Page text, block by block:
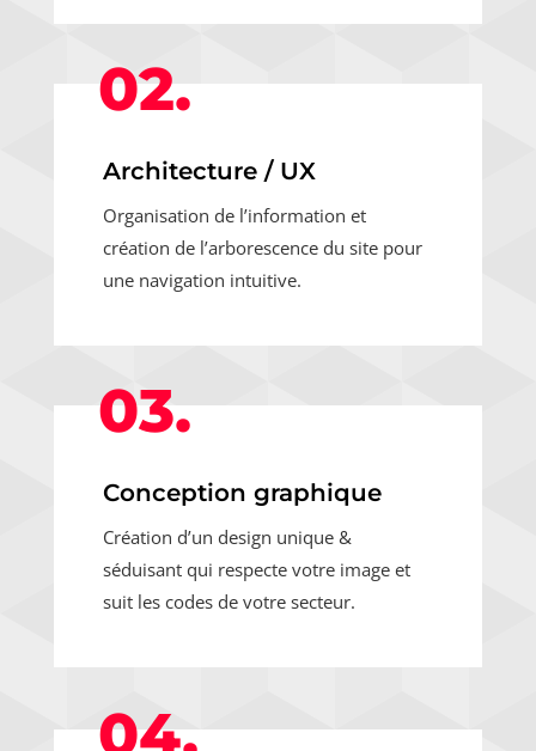
02.
Architecture / UX
Organisation de l’information et
création de l’arborescence du site pour
une navigation intuitive.
03.
Conception graphique
Création d’un design unique &
séduisant qui respecte votre image et
suit les codes de votre secteur.
04.